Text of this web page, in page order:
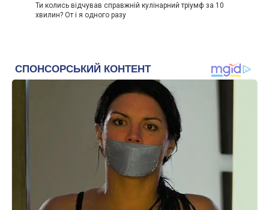
Ти колись відчував справжній кулінарний тріумф за 10
хвилин? От і я одного разу